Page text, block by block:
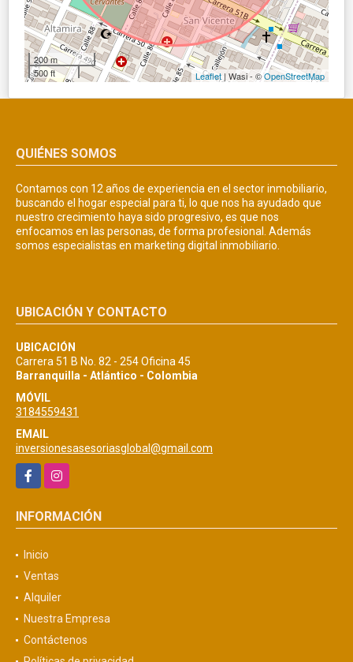
200 m
500 ft
Leaflet| Wasi - ©OpenStreetMap
QUIÉNES SOMOS
Contamos con 12 años de experiencia en el sector inmobiliario,
buscando el hogar especial para ti, lo que nos ha ayudado que
nuestro crecimiento haya sido progresivo, es que nos
enfocamos en las personas, de forma profesional. Además
somos especialistas en marketing digital inmobiliario.
UBICACIÓN Y CONTACTO
UBICACIÓN
Carrera 51 B No. 82 - 254 Oficina 45
Barranquilla - Atlántico - Colombia
MÓVIL
3184559431
EMAIL
inversionesasesoriasglobal@gmail.com
FacebookInstagram
INFORMACIÓN
Inicio
Ventas
Alquiler
Nuestra Empresa
Contáctenos